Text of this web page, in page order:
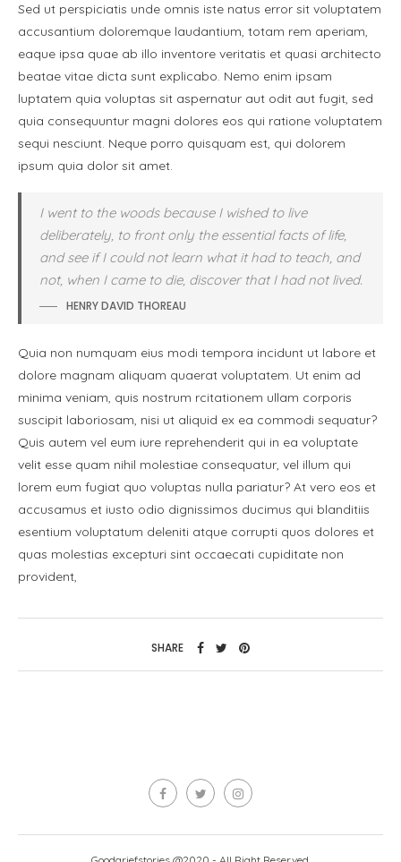
Sed ut perspiciatis unde omnis iste natus error sit voluptatem
accusantium doloremque laudantium, totam rem aperiam,
eaque ipsa quae ab illo inventore veritatis et quasi architecto
beatae vitae dicta sunt explicabo. Nemo enim ipsam
luptatem quia voluptas sit aspernatur aut odit aut fugit, sed
quia consequuntur magni dolores eos qui ratione voluptatem
sequi nesciunt. Neque porro quisquam est, qui dolorem
ipsum quia dolor sit amet.
I went to the woods because I wished to live
deliberately, to front only the essential facts of life,
and see if I could not learn what it had to teach, and
not, when I came to die, discover that I had not lived.
HENRY DAVID THOREAU
Quia non numquam eius modi tempora incidunt ut labore et
dolore magnam aliquam quaerat voluptatem. Ut enim ad
minima veniam, quis nostrum rcitationem ullam corporis
suscipit laboriosam, nisi ut aliquid ex ea commodi sequatur?
Quis autem vel eum iure reprehenderit qui in ea voluptate
velit esse quam nihil molestiae consequatur, vel illum qui
lorem eum fugiat quo voluptas nulla pariatur? At vero eos et
accusamus et iusto odio dignissimos ducimus qui blanditiis
esentium voluptatum deleniti atque corrupti quos dolores et
quas molestias excepturi sint occaecati cupiditate non
provident,
SHARE